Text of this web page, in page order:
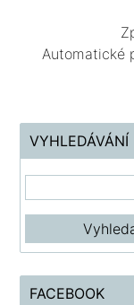
Automatické
VYHLEDÁVÁNÍ
FACEBOOK